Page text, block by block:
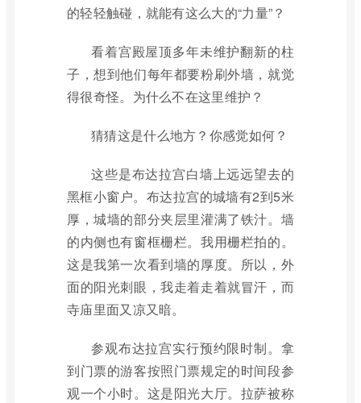
的轻轻触碰，就能有这么大的“力量”？
看着宫殿屋顶多年未维护翻新的柱
子，想到他们每年都要粉刷外墙，就觉
得很奇怪。为什么不在这里维护？
猜猜这是什么地方？你感觉如何？
这些是布达拉宫白墙上远远望去的
黑框小窗户。布达拉宫的城墙有2到5米
厚，城墙的部分夹层里灌满了铁汁。墙
的内侧也有窗框栅栏。我用栅栏拍的。
这是我第一次看到墙的厚度。所以，外
面的阳光刺眼，我走着走着就冒汗，而
寺庙里面又凉又暗。
参观布达拉宫实行预约限时制。拿
到门票的游客按照门票规定的时间段参
观一个小时。这是阳光大厅。拉萨被称